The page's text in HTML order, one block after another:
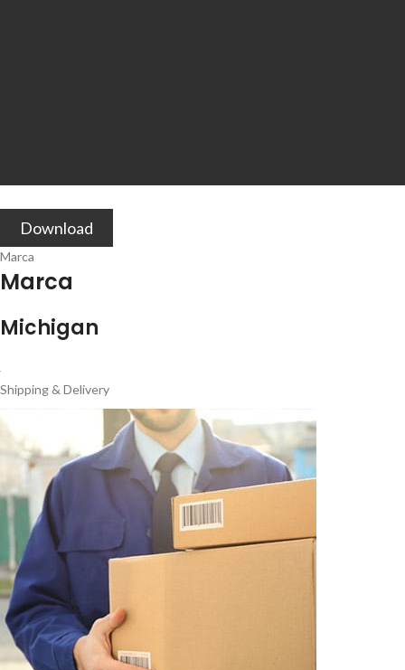
Download
Marca
Marca
Michigan
Shipping & Delivery